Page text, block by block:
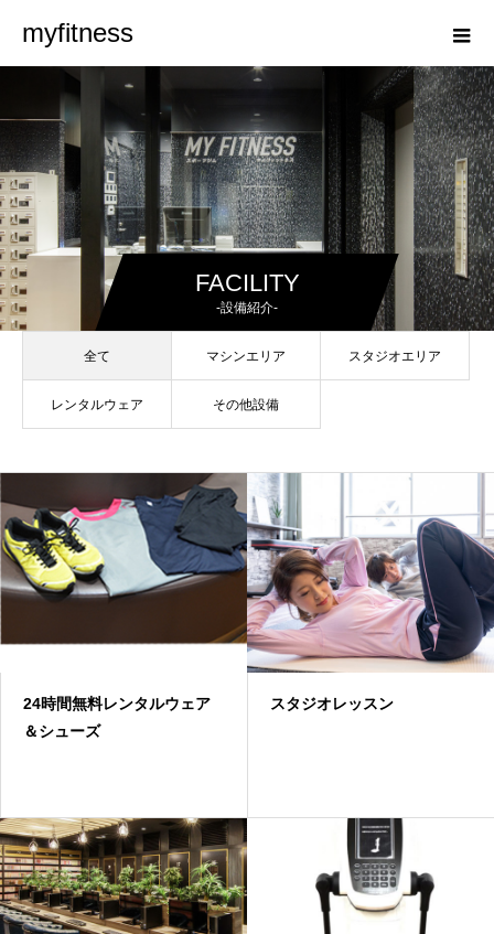
myfitness
FACILITY
-設備紹介-
全て マシンエリア スタジオエリア
レンタルウェア その他設備
24時間無料レンタルウェア
＆シューズ
スタジオレッスン